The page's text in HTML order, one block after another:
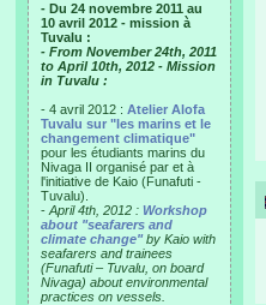
- Du 24 novembre 2011 au
10 avril 2012 - mission à
Tuvalu :
- From November 24th, 2011
to April 10th, 2012 - Mission
in Tuvalu :
- 4 avril 2012 : Atelier Alofa
Tuvalu sur "les marins et le
changement climatique"
pour les étudiants marins du
Nivaga II organisé par et à
l'initiative de Kaio (Funafuti -
Tuvalu).
- April 4th, 2012 : Workshop
about "seafarers and
climate change"by Kaio with
seafarers and trainees
(Funafuti – Tuvalu, on board
Nivaga) about environmental
practices on vessels.